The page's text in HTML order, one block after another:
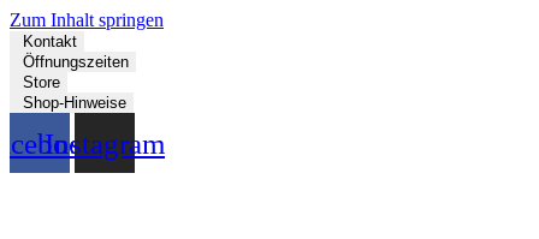
Zum Inhalt springen
Kontakt
Öffnungszeiten
Store
Shop-Hinweise
Instagram